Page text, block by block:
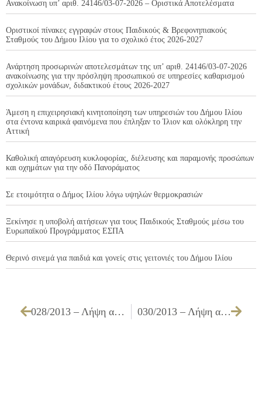
Ανακοίνωση υπ’ αριθ. 24146/03-07-2026 – Οριστικά Αποτελέσματα
Οριστικοί πίνακες εγγραφών στους Παιδικούς & Βρεφονηπιακούς
Σταθμούς του Δήμου Ιλίου για το σχολικό έτος 2026-2027
Ανάρτηση προσωρινών αποτελεσμάτων της υπ’ αριθ. 24146/03-07-2026
ανακοίνωσης για την πρόσληψη προσωπικού σε υπηρεσίες καθαρισμού
σχολικών μονάδων, διδακτικού έτους 2026-2027
Άμεση η επιχειρησιακή κινητοποίηση των υπηρεσιών του Δήμου Ιλίου
στα έντονα καιρικά φαινόμενα που έπληξαν το Ίλιον και ολόκληρη την
Αττική
Καθολική απαγόρευση κυκλοφορίας, διέλευσης και παραμονής προσώπων
και οχημάτων για την οδό Πανοράματος
Σε ετοιμότητα ο Δήμος Ιλίου λόγω υψηλών θερμοκρασιών
Ξεκίνησε η υποβολή αιτήσεων για τους Παιδικούς Σταθμούς μέσω του
Ευρωπαϊκού Προγράμματος ΕΣΠΑ
Θερινό σινεμά για παιδιά και γονείς στις γειτονιές του Δήμου Ιλίου
028/2013 – Λήψη απόφασης για αντικατάσταση άδειας ίδρυσης και λειτουργίας καταστημάτων υγειονομικού ενδιαφέροντος 030/2013 – Λήψη απόφασης για απαγόρευση διέλευσης φορτηγών άνω των 5t επί της οδού Βελισσαρίου